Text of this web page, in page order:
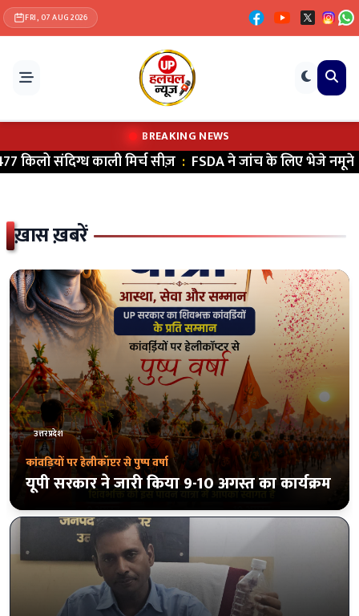
FRI, 07 AUG 2026
BREAKING NEWS
मिर्च सीज़:FSDA ने जांच के लिए भेजे नमूने | वाराणसी
ख़ास ख़बरें
उत्तरप्रदेश
'छात्र संवाद' कार्यक्रम रद्द
प्रयागराज में राहुल गांधी का 8 अगस्त का 'छात्र
संवाद' कार्यक्रम रद्द, केपी कॉलेज मैदान की बुकिंग
निरस्त